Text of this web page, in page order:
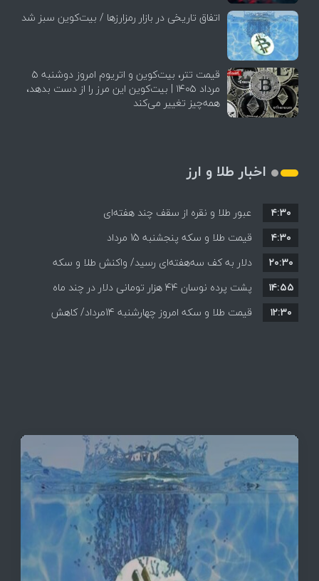
اتفاق تاریخی در بازار رمزارزها / بیت‌کوین سبز شد
قیمت تتر، بیت‌کوین و اتریوم امروز دوشنبه ۵
مرداد ۱۴۰۵ | بیت‌کوین این مرز را از دست بدهد،
همه‌چیز تغییر می‌کند
اخبار طلا و ارز
عبور طلا و نقره از سقف چند هفته‌ای
۴:۳۰
قیمت طلا و سکه پنجشنبه 15 مرداد
۴:۳۰
دلار به کف سه‌هفته‌ای رسید/ واکنش طلا و سکه
به بازگشایی تنگه هرمز
۲۰:۳۰
پشت پرده نوسان ۴۴ هزار تومانی دلار در چند ماه
۱۴:۵۵
قیمت طلا و سکه امروز چهارشنبه 14مرداد/ کاهش
۱۲:۳۰